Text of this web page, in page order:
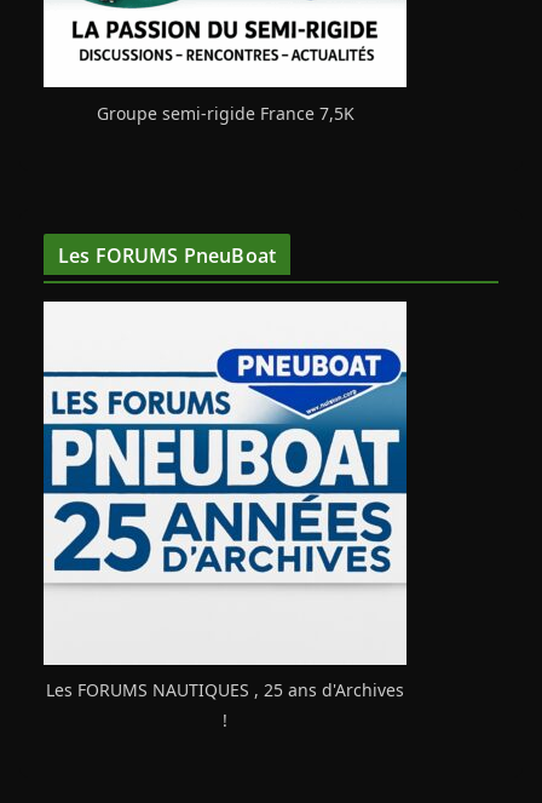
Groupe semi-rigide France 7,5K
Les FORUMS PneuBoat
Les FORUMS NAUTIQUES , 25 ans d'Archives
!